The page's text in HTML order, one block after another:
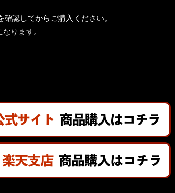
認してからご購入ください。
ります。